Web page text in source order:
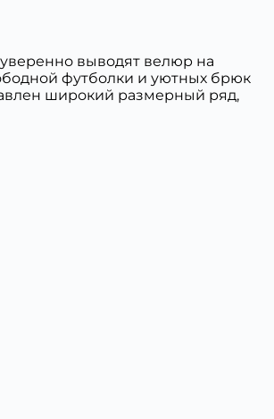
выводят велюр на
футболки и уютных брюк
широкий размерный ряд,